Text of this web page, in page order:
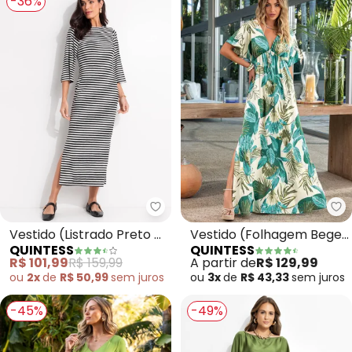
Quintess - Vestido (Listrado
Vestido (Listrado Preto e
Branco) em Meia Malha
QUINTESS
R$ 101,99R$ 159,99
ou 2xde R$ 50,99sem juros
Vestido (Folhagem Bege)
em Malha Fria
QUINTESS
A partir deR$ 129,99
ou 3xde R$ 43,33sem juros
-45% -49%